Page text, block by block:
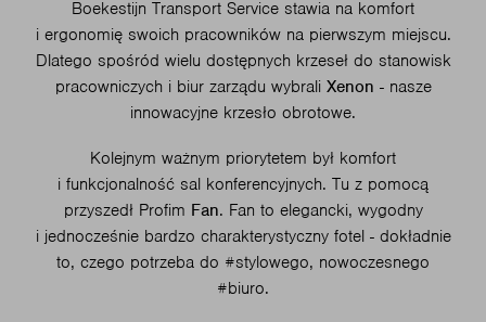
Boekestijn Transport Service stawia na komfort
i ergonomię swoich pracowników na pierwszym miejscu.
Dlatego spośród wielu dostępnych krzeseł do stanowisk
pracowniczych i biur zarządu wybrali Xenon - nasze
innowacyjne krzesło obrotowe.
Kolejnym ważnym priorytetem był komfort
i funkcjonalność sal konferencyjnych. Tu z pomocą
przyszedł Profim Fan. Fan to elegancki, wygodny
i jednocześnie bardzo charakterystyczny fotel - dokładnie
to, czego potrzeba do #stylowego, nowoczesnego
#biuro.